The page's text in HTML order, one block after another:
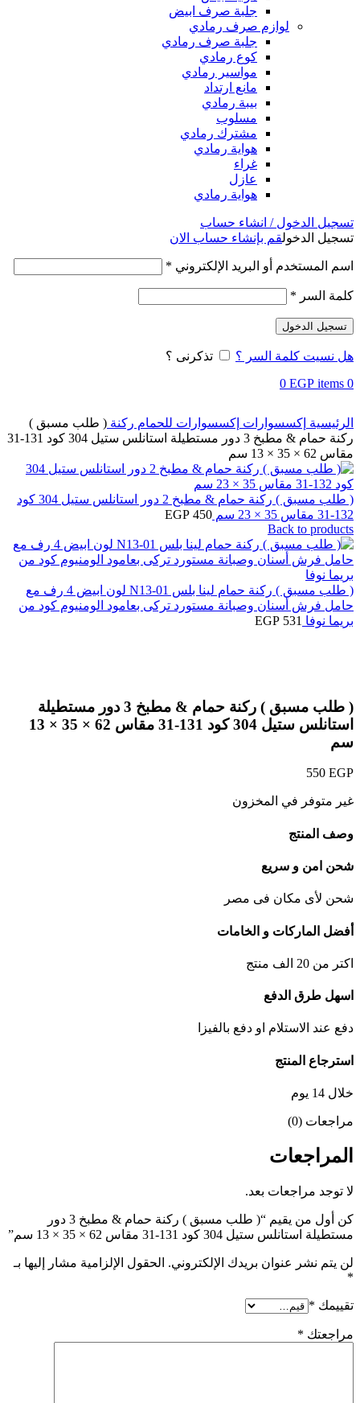
جلبة صرف ابيض
لوازم صرف رمادي
جلبة صرف رمادي
كوع رمادي
مواسير رمادي
مانع ارتداد
بيبة رمادي
مسلوب
مشترك رمادي
هواية رمادي
غراء
عازل
هواية رمادي
تسجيل الدخول / انشاء حساب
تسجيل الدخولقم بإنشاء حساب الان
اسم المستخدم أو البريد الإلكتروني *
كلمة السر *
تسجيل الدخول
هل نسيت كلمة السر ؟
تذكرنى ؟
0
items
0 EGP
الرئيسية إكسسوارات إكسسوارات للحمام ركنة ( طلب مسبق )
ركنة حمام & مطبخ 3 دور مستطيلة استانلس ستيل 304 كود 131-31
مقاس 62 × 35 × 13 سم
( طلب مسبق ) ركنة حمام & مطبخ 2 دور استانلس ستيل 304 كود
132-31 مقاس 35 × 23 سم
450
EGP
Back to products
( طلب مسبق ) ركنة حمام لينا بلس N13-01 لون ابيض 4 رف مع
حامل فرش أسنان وصبانة مستورد تركى بعامود الومنيوم كود من
بريما نوفا 531
EGP
( طلب مسبق ) ركنة حمام & مطبخ 3 دور مستطيلة
استانلس ستيل 304 كود 131-31 مقاس 62 × 35 × 13
سم
550 EGP
غير متوفر في المخزون
وصف المنتج
شحن امن و سريع
شحن لأى مكان فى مصر
أفضل الماركات و الخامات
اكتر من 20 الف منتج
اسهل طرق الدفع
دفع عند الاستلام او دفع بالفيزا
استرجاع المنتج
خلال 14 يوم
مراجعات (0)
المراجعات
لا توجد مراجعات بعد.
كن أول من يقيم “( طلب مسبق ) ركنة حمام & مطبخ 3 دور
مستطيلة استانلس ستيل 304 كود 131-31 مقاس 62 × 35 × 13 سم”
لن يتم نشر عنوان بريدك الإلكتروني. الحقول الإلزامية مشار إليها بـ
*
تقييمك *
مراجعتك *